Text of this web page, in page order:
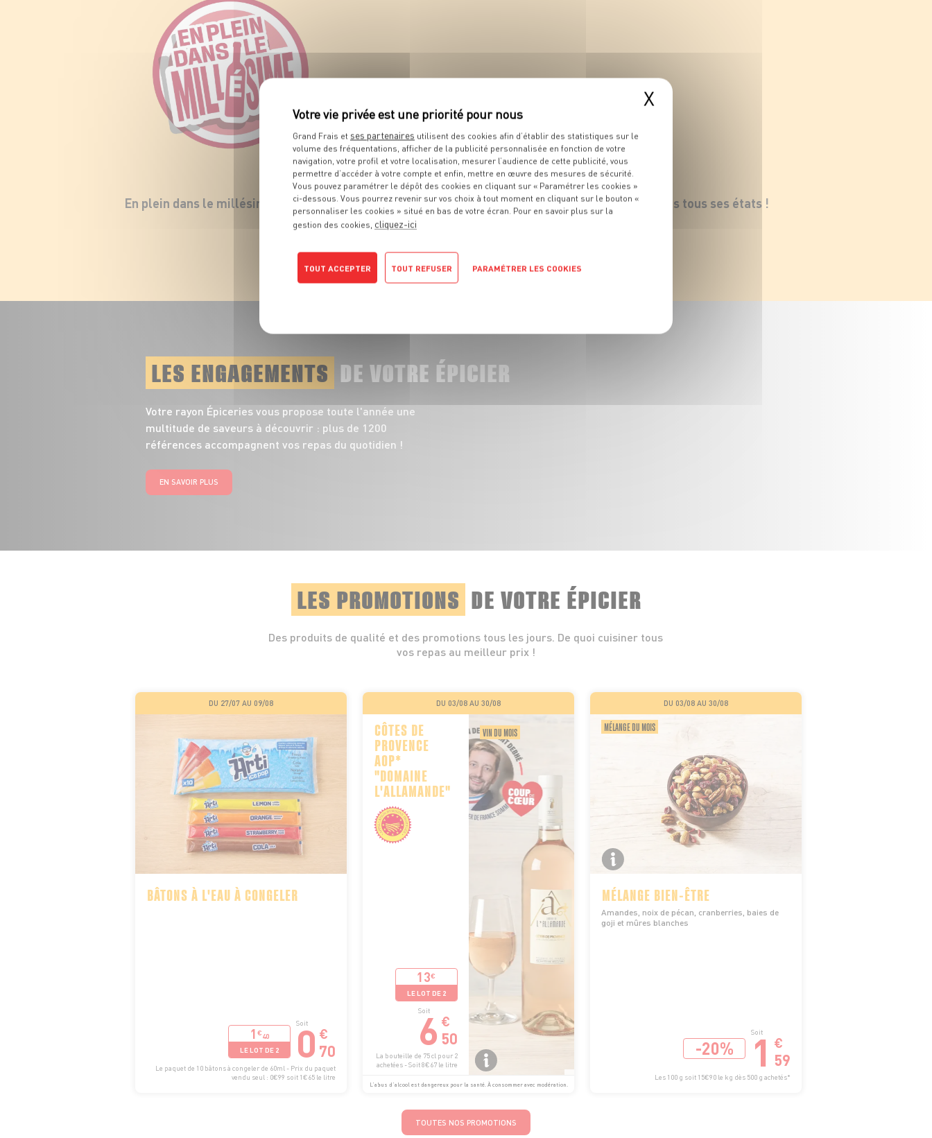
En plein dans le millésime !
Nos noix de cajou : naturelles,
responsables et pleines de saveurs
L'amande dans tous ses états !
TOUT VOIR
LES ENGAGEMENTS DE VOTRE ÉPICIER
Votre rayon Épiceries vous propose toute l'année une
multitude de saveurs à découvrir : plus de 1200
références accompagnent vos repas du quotidien !
EN SAVOIR PLUS
LES PROMOTIONS DE VOTRE ÉPICIER
Des produits de qualité et des promotions tous les jours. De quoi cuisiner tous
vos repas au meilleur prix !
DU 27/07 AU 09/08
BÂTONS À L'EAU À CONGELER
1 €40
LE LOT DE 2
Soit
0 €
70
Le paquet de 10 bâtons à congeler de 60ml - Prix du paquet
vendu seul : 0€99 soit 1€65 le litre
DU 03/08 AU 30/08
CÔTES DE
PROVENCE
AOP*
"DOMAINE
L'ALLAMANDE"
13€
LE LOT DE 2
Soit
6 €
50
La bouteille de 75 cl pour 2
achetées - Soit 8€67 le litre
VIN DU MOIS
L’abus d’alcool est dangereux pour la santé. À consommer avec modération.
DU 03/08 AU 30/08
MÉLANGE DU MOIS
MÉLANGE BIEN-ÊTRE
Amandes, noix de pécan, cranberries, baies de
goji et mûres blanches
-20%
Soit
1 €
59
Les 100 g soit 15€90 le kg dès 500 g achetés*
TOUTES NOS PROMOTIONS
X
Grand Frais et ses partenaires utilisent des cookies afin d’établir des statistiques sur le
volume des fréquentations, afficher de la publicité personnalisée en fonction de votre
navigation, votre profil et votre localisation, mesurer l’audience de cette publicité, vous
permettre d’accéder à votre compte et enfin, mettre en œuvre des mesures de sécurité.
Vous pouvez paramétrer le dépôt des cookies en cliquant sur « Paramétrer les cookies »
ci-dessous. Vous pourrez revenir sur vos choix à tout moment en cliquant sur le bouton «
personnaliser les cookies » situé en bas de votre écran. Pour en savoir plus sur la
gestion des cookies, cliquez-ici
TOUT ACCEPTER TOUT REFUSER PARAMÉTRER LES COOKIES